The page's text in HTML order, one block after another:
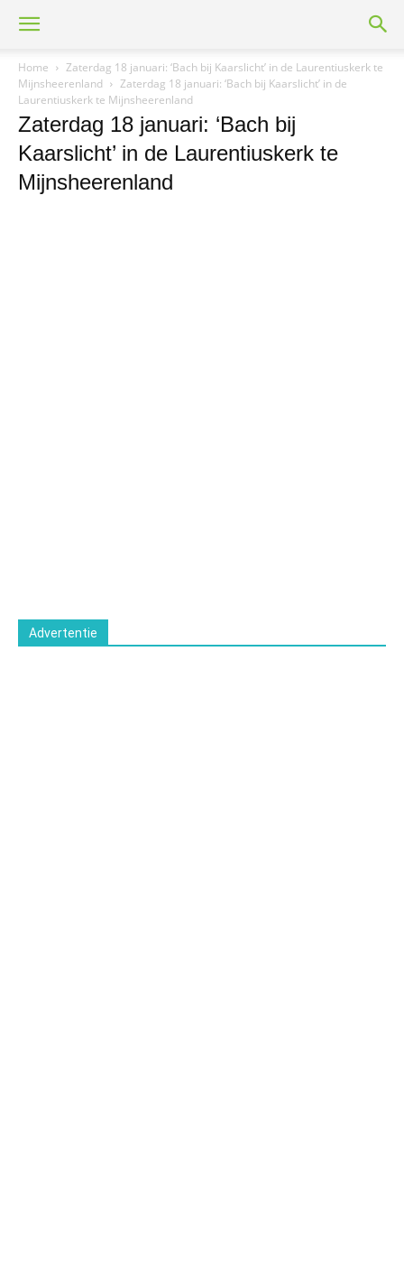
Home
Zaterdag 18 januari: ‘Bach bij Kaarslicht’ in de Laurentiuskerk te
Mijnsheerenland
Zaterdag 18 januari: ‘Bach bij Kaarslicht’ in de
Laurentiuskerk te Mijnsheerenland
Zaterdag 18 januari: ‘Bach bij
Kaarslicht’ in de Laurentiuskerk te
Mijnsheerenland
Advertentie